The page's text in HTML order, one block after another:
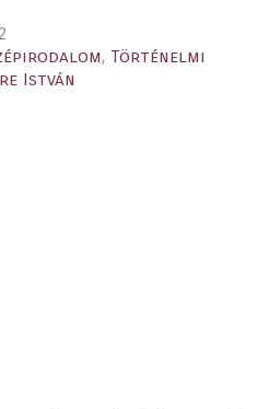
, Történelmi
István